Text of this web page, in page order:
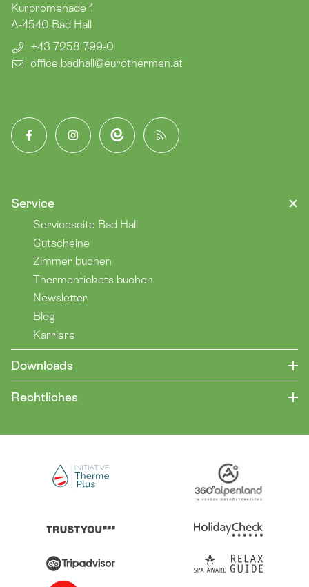
Kurpromenade 1
A-4540 Bad Hall
+43 7258 799-0
office.badhall​@eurothermen.at
FacebookInstagramApp Blog
Service
Serviceseite Bad Hall
Gutscheine
Zimmer buchen
Thermentickets buchen
Newsletter
Blog
Karriere
Downloads
Rechtliches